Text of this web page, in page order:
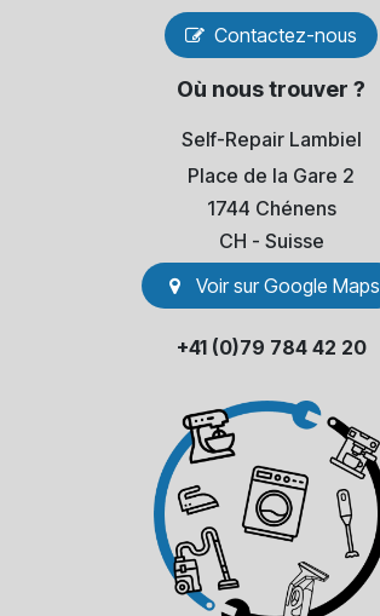
Contactez-nous
Où nous trouver ?
Self-Repair Lambiel
Place de la Gare 2
1744 Chénens
​CH - Suisse
Voir sur Go​​ogle Maps
+41 (0)79 784 42 20